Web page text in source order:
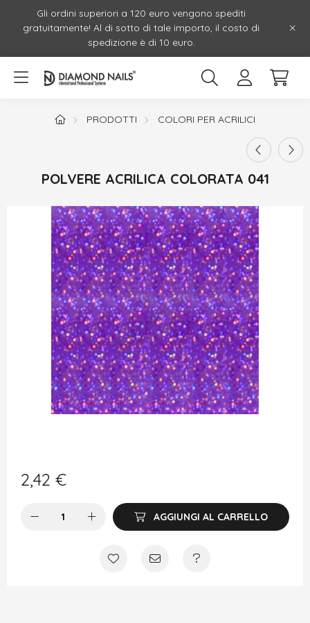
Gli ordini superiori a 120 euro vengono spediti
gratuitamente! Al di sotto di tale importo, il costo di
spedizione è di 10 euro.
PRODOTTI COLORI PER ACRILICI
POLVERE ACRILICA COLORATA 041
2,42 €
AGGIUNGI AL CARRELLO